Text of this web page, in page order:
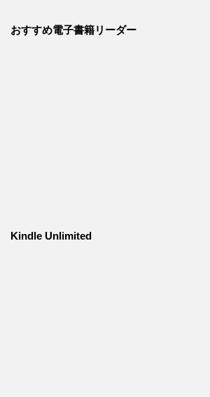
おすすめ電子書籍リーダー
Kindle Unlimited